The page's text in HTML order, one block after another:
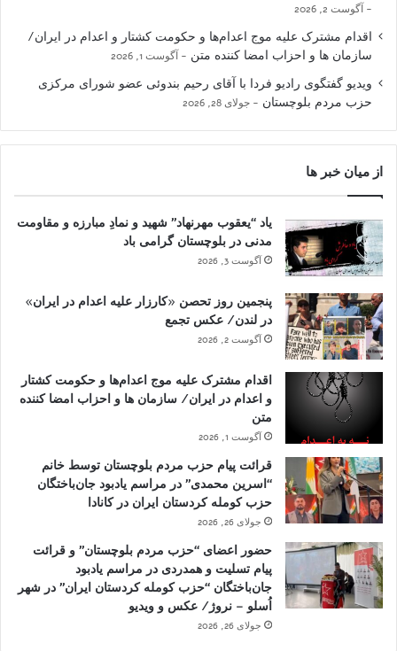
آگوست 2, 2026
اقدام مشترک علیه موج اعدام‌ها و حکومت کشتار و اعدام در ایران/
سازمان ها و احزاب امضا کننده متن
آگوست 1, 2026
ویدیو گفتگوی رادیو فردا با آقای رحیم بندوئی عضو شورای مرکزی
حزب مردم بلوچستان
جولای 28, 2026
از میان خبر ها
یاد “یعقوب مهرنهاد” شهید و نمادِ مبارزه و مقاومت
مدنی در بلوچستان گرامی باد
آگوست 3, 2026
پنجمین روز تحصن «کارزار علیه اعدام در ایران»
در لندن/ عکس تجمع
آگوست 2, 2026
اقدام مشترک علیه موج اعدام‌ها و حکومت کشتار
و اعدام در ایران/ سازمان ها و احزاب امضا کننده
متن
آگوست 1, 2026
قرائت پیام حزب مردم بلوچستان توسط خانم
“اسرین محمدی” در مراسم یادبود جان‌باختگان
حزب کومله کردستان ایران در کانادا
جولای 26, 2026
حضور اعضای “حزب مردم بلوچستان” و قرائت
پیام تسلیت و همدردی در مراسم یادبود
جان‌باختگان “حزب کومله کردستان ایران” در شهر
اُسلو – نروژ/ عکس و ویدیو
جولای 26, 2026